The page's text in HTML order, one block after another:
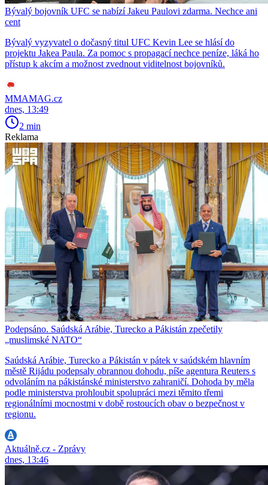
Bývalý bojovník UFC se nabízí Jakeu Paulovi zdarma. Nechce ani
cent
Bývalý vyzyvatel o dočasný titul UFC Kevin Lee se hlásí do
projektu Jakea Paula. Za pomoc s propagací nechce peníze, láká ho
přístup k akcím a možnost zvednout viditelnost bojovníků.
MMAMAG.cz
dnes, 13:49
2 min
Reklama
Podepsáno. Saúdská Arábie, Turecko a Pákistán zpečetily
„muslimské NATO“
Saúdská Arábie, Turecko a Pákistán v pátek v saúdském hlavním
městě Rijádu podepsaly obrannou dohodu, píše agentura Reuters s
odvoláním na pákistánské ministerstvo zahraničí. Dohoda by měla
podle ministerstva prohloubit spolupráci mezi těmito třemi
regionálními mocnostmi v době rostoucích obav o bezpečnost v
regionu.
Aktuálně.cz - Zprávy
dnes, 13:46